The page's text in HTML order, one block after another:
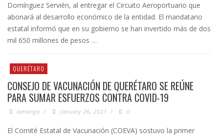
Domínguez Servién, al entregar el Circuito Aeroportuario que
abonará al desarrollo económico de la entidad. El mandatario
estatal informó que en su gobierno se han invertido más de dos
mil 650 millones de pesos …
QUERÉTARO
CONSEJO DE VACUNACIÓN DE QUERÉTARO SE REÚNE
PARA SUMAR ESFUERZOS CONTRA COVID-19
lamanga / January 26, 2021 / 0
El Comité Estatal de Vacunación (COEVA) sostuvo la primer